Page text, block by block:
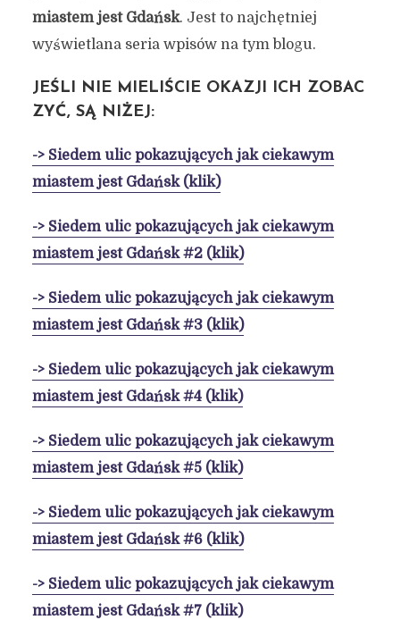
miastem jest Gdańsk. Jest to najchętniej
wyświetlana seria wpisów na tym blogu.
JEŚLI NIE MIELIŚCIE OKAZJI ICH ZOBAC
ZYĆ, SĄ NIŻEJ:
-> Siedem ulic pokazujących jak ciekawym
miastem jest Gdańsk (klik)
-> Siedem ulic pokazujących jak ciekawym
miastem jest Gdańsk #2 (klik)
-> Siedem ulic pokazujących jak ciekawym
miastem jest Gdańsk #3 (klik)
-> Siedem ulic pokazujących jak ciekawym
miastem jest Gdańsk #4 (klik)
-> Siedem ulic pokazujących jak ciekawym
miastem jest Gdańsk #5 (klik)
-> Siedem ulic pokazujących jak ciekawym
miastem jest Gdańsk #6 (klik)
-> Siedem ulic pokazujących jak ciekawym
miastem jest Gdańsk #7 (klik)